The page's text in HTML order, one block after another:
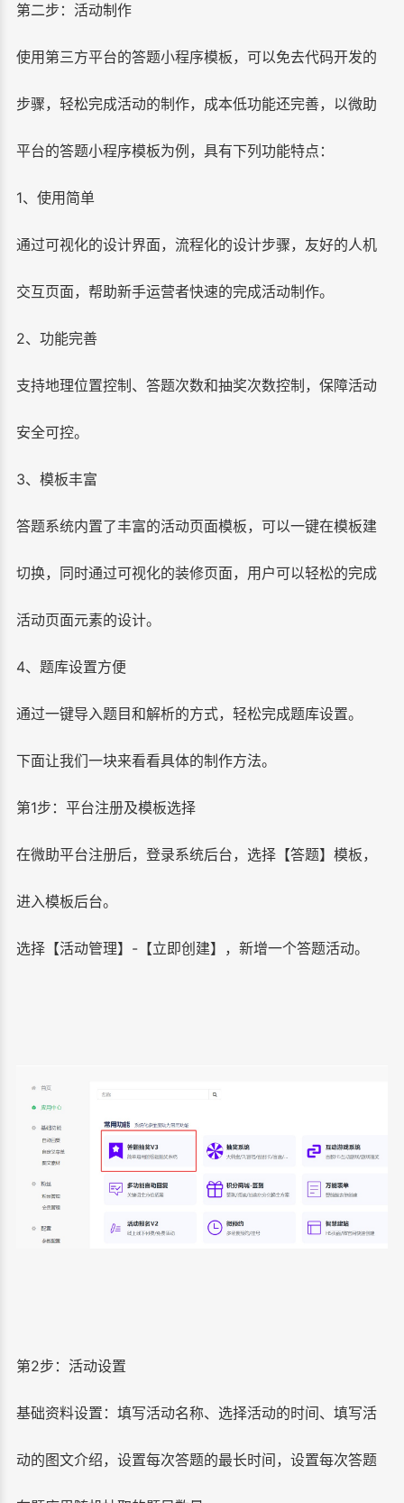
第二步：活动制作
使用第三方平台的答题小程序模板，可以免去代码开发的
步骤，轻松完成活动的制作，成本低功能还完善，以微助
平台的答题小程序模板为例，具有下列功能特点：
1、使用简单
通过可视化的设计界面，流程化的设计步骤，友好的人机
交互页面，帮助新手运营者快速的完成活动制作。
2、功能完善
支持地理位置控制、答题次数和抽奖次数控制，保障活动
安全可控。
3、模板丰富
答题系统内置了丰富的活动页面模板，可以一键在模板建
切换，同时通过可视化的装修页面，用户可以轻松的完成
活动页面元素的设计。
4、题库设置方便
通过一键导入题目和解析的方式，轻松完成题库设置。
下面让我们一块来看看具体的制作方法。
第1步：平台注册及模板选择
在微助平台注册后，登录系统后台，选择【答题】模板，
进入模板后台。
选择【活动管理】-【立即创建】，新增一个答题活动。
第2步：活动设置
基础资料设置：填写活动名称、选择活动的时间、填写活
动的图文介绍，设置每次答题的最长时间，设置每次答题